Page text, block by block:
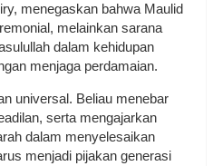
menegaskan bahwa Maulid
melainkan sarana
dalam kehidupan
menjaga perdamaian.
universal. Beliau menebar
serta mengajarkan
dalam menyelesaikan
menjadi pijakan generasi